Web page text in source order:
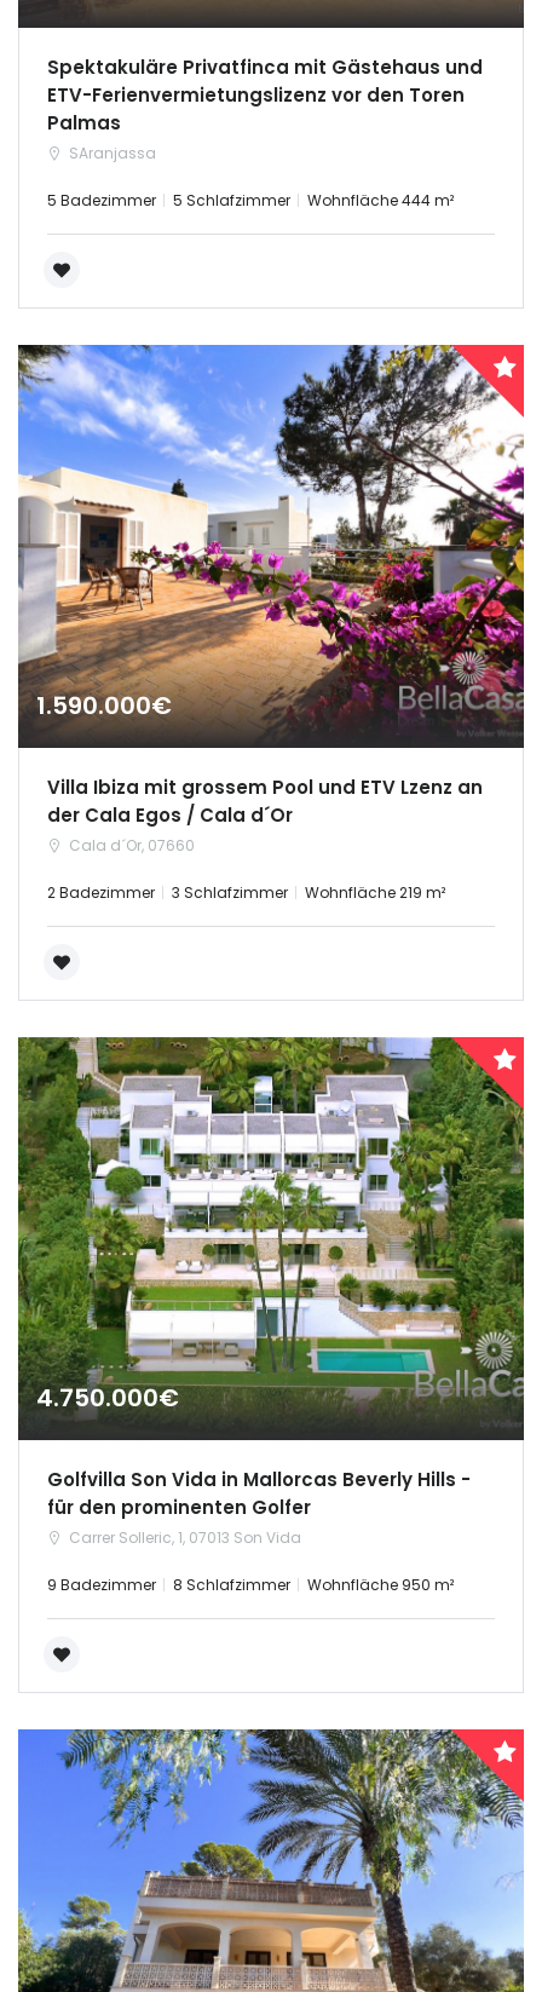
Spektakuläre Privatfinca mit Gästehaus und
ETV-Ferienvermietungslizenz vor den Toren
Palmas
SAranjassa
5 Badezimmer 5 Schlafzimmer Wohnfläche 444 m²
1.590.000€
Villa Ibiza mit grossem Pool und ETV Lzenz an
der Cala Egos / Cala d´Or
Cala d´Or, 07660
2 Badezimmer 3 Schlafzimmer Wohnfläche 219 m²
4.750.000€
Golfvilla Son Vida in Mallorcas Beverly Hills -
für den prominenten Golfer
Carrer Solleric, 1, 07013 Son Vida
9 Badezimmer 8 Schlafzimmer Wohnfläche 950 m²